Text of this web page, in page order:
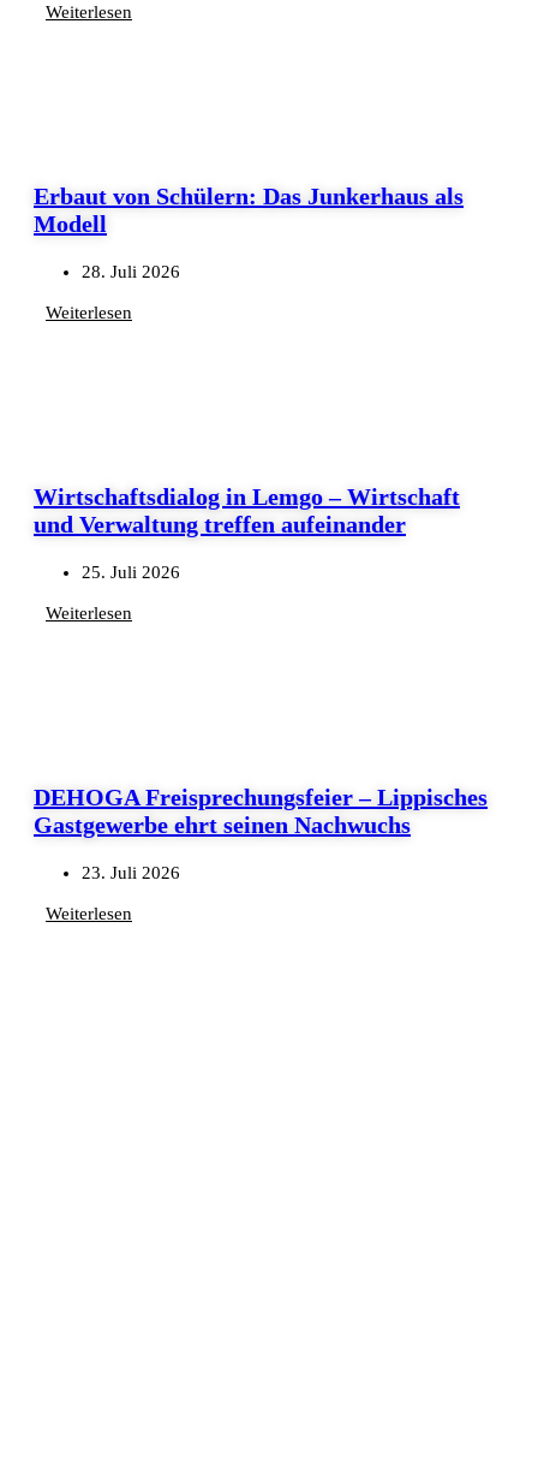
Weiterlesen
Erbaut von Schülern: Das Junkerhaus als
Modell
28. Juli 2026
Weiterlesen
Wirtschaftsdialog in Lemgo – Wirtschaft
und Verwaltung treffen aufeinander
25. Juli 2026
Weiterlesen
DEHOGA Freisprechungsfeier – Lippisches
Gastgewerbe ehrt seinen Nachwuchs
23. Juli 2026
Weiterlesen